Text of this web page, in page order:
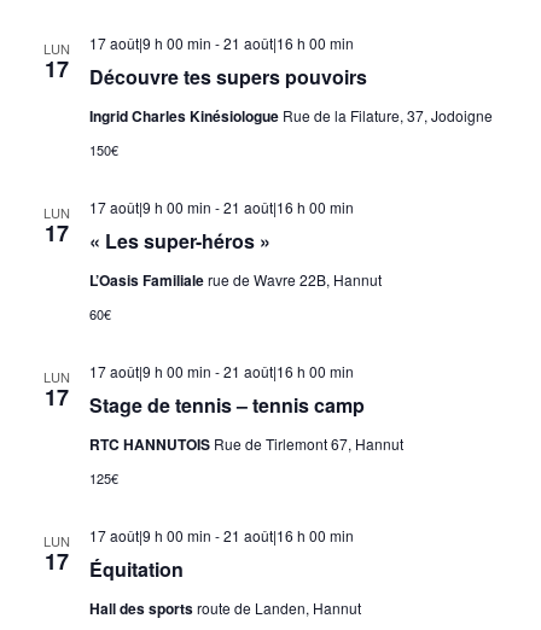
LUN
17 Découvre tes supers pouvoirs
17 août|9 h 00 min -21 août|16 h 00 min
Ingrid Charles Kinésiologue Rue de la Filature, 37, Jodoigne
150€
LUN
17 « Les super-héros »
17 août|9 h 00 min -21 août|16 h 00 min
L’Oasis Familialerue de Wavre 22B, Hannut
60€
LUN
17 Stage de tennis – tennis camp
17 août|9 h 00 min -21 août|16 h 00 min
RTC HANNUTOIS Rue de Tirlemont 67, Hannut
125€
LUN
17 Équitation
17 août|9 h 00 min -21 août|16 h 00 min
Hall des sportsroute de Landen, Hannut